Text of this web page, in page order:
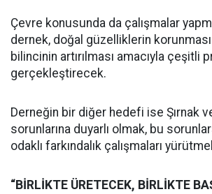
Çevre konusunda da çalışmalar
dernek, doğal güzelliklerin
bilincinin artırılması amacıyla çeşitli
gerçekleştirecek.
Derneğin bir diğer hedefi ise Şırnak
sorunlarına duyarlı olmak, bu
odaklı farkındalık çalışmaları
“BİRLİKTE ÜRETECEK, BİRLİKTE